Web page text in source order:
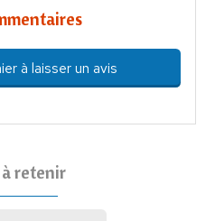
à laisser un avis
retenir